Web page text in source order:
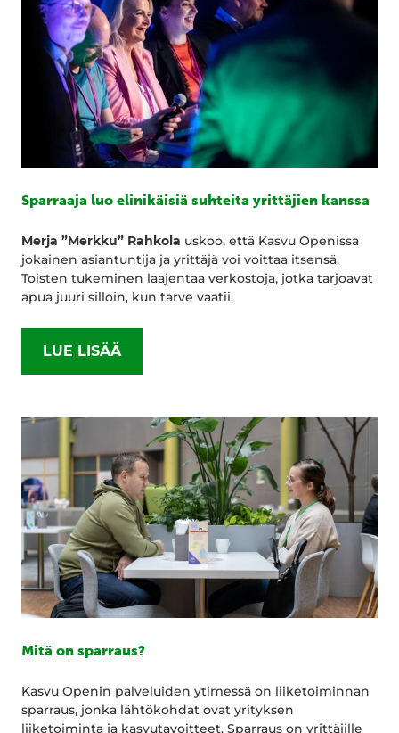
Sparraaja luo elinikäisiä suhteita yrittäjien kanssa
Merja ”Merkku” Rahkola uskoo, että Kasvu Openissa
jokainen asiantuntija ja yrittäjä voi voittaa itsensä.
Toisten tukeminen laajentaa verkostoja, jotka tarjoavat
apua juuri silloin, kun tarve vaatii.
LUE LISÄÄ
Mitä on sparraus?
Kasvu Openin palveluiden ytimessä on liiketoiminnan
sparraus, jonka lähtökohdat ovat yrityksen
liiketoiminta ja kasvutavoitteet. Sparraus on yrittäjille